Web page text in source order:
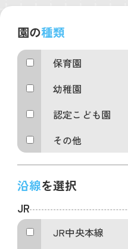
園の種類
保育園
幼稚園
認定こども園
その他
沿線を選択
JR
JR中央本線